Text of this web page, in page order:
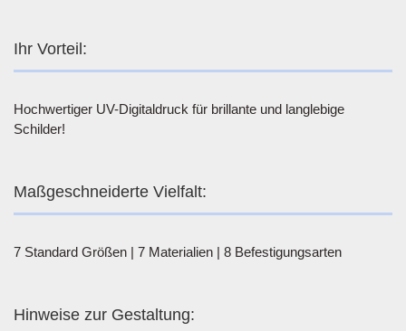
Ihr Vorteil:
Hochwertiger UV-Digitaldruck für brillante und langlebige
Schilder!
Maßgeschneiderte Vielfalt:
7 Standard Größen | 7 Materialien | 8 Befestigungsarten
Hinweise zur Gestaltung: